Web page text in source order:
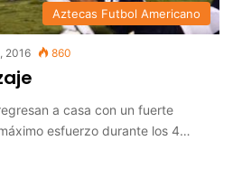
Aztecas Futbol Americano
2016 860
a casa con un fuerte
esfuerzo durante los 4…